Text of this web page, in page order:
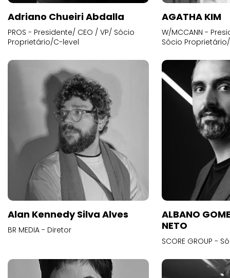
Adriano Chueiri Abdalla
PROS - Presidente/ CEO / VP/ Sócio
Proprietário/C-level
AGATHA KIM
W/MCCANN -
Sócio
Alan Kennedy Silva Alves
BR MEDIA - Diretor
ALBANO
NETO
SCORE GROUP -